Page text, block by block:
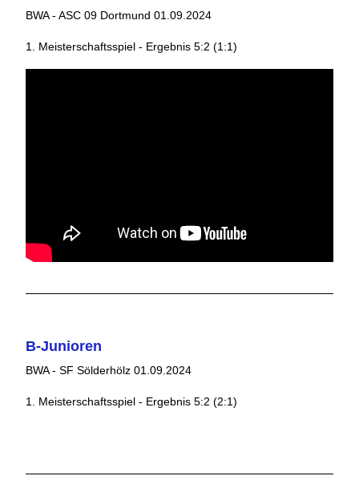
BWA - ASC 09 Dortmund 01.09.2024
1. Meisterschaftsspiel - Ergebnis 5:2 (1:1)
B-Junioren
BWA - SF Sölderhölz 01.09.2024
1. Meisterschaftsspiel - Ergebnis 5:2 (2:1)